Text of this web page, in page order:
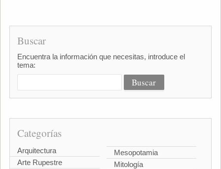
Buscar
Encuentra la información que necesitas, introduce el
tema:
Categorías
Arquitectura
Arte Rupestre
Mesopotamia
Mitología